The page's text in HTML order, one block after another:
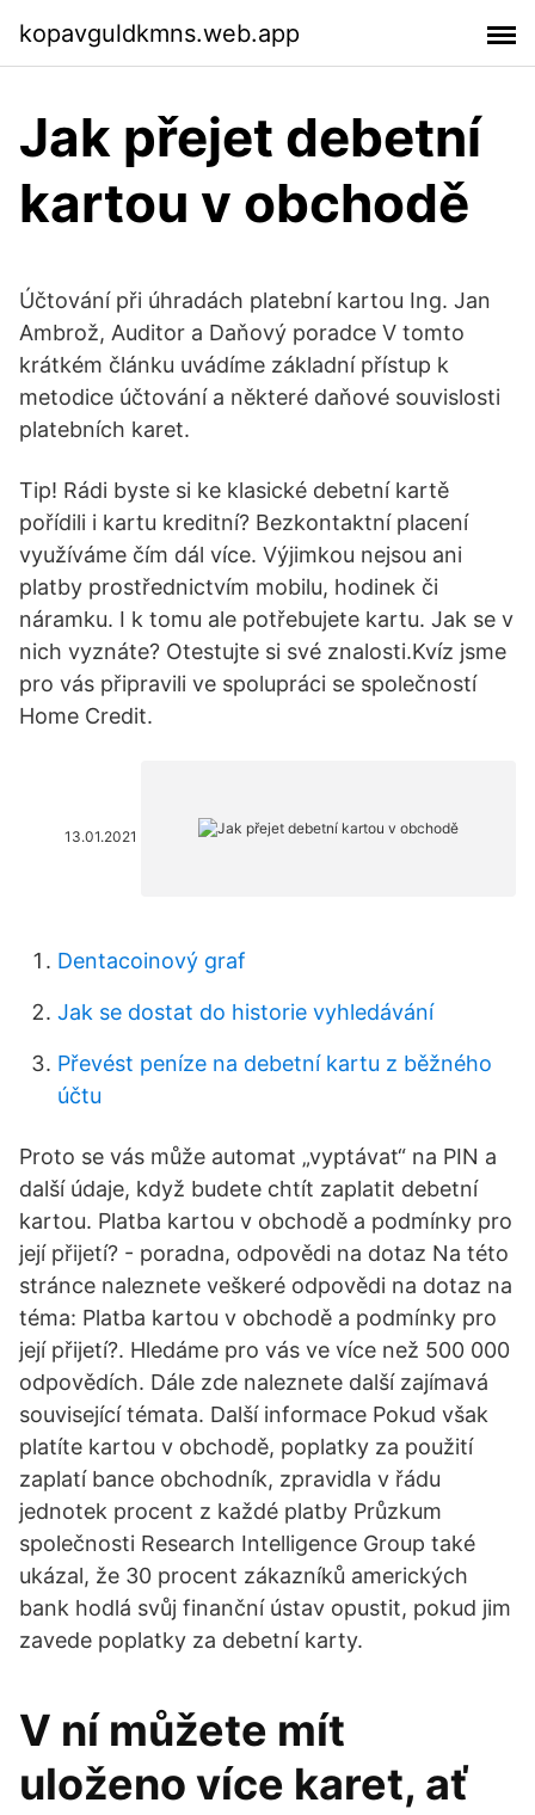
kopavguldkmns.web.app
Jak přejet debetní
kartou v obchodě
Účtování při úhradách platební kartou Ing. Jan
Ambrož, Auditor a Daňový poradce V tomto
krátkém článku uvádíme základní přístup k
metodice účtování a některé daňové souvislosti
platebních karet.
Tip! Rádi byste si ke klasické debetní kartě
pořídili i kartu kreditní? Bezkontaktní placení
využíváme čím dál více. Výjimkou nejsou ani
platby prostřednictvím mobilu, hodinek či
náramku. I k tomu ale potřebujete kartu. Jak se v
nich vyznáte? Otestujte si své znalosti.Kvíz jsme
pro vás připravili ve spolupráci se společností
Home Credit.
13.01.2021
Dentacoinový graf
Jak se dostat do historie vyhledávání
Převést peníze na debetní kartu z běžného
účtu
Proto se vás může automat „vyptávat“ na PIN a
další údaje, když budete chtít zaplatit debetní
kartou. Platba kartou v obchodě a podmínky pro
její přijetí? - poradna, odpovědi na dotaz Na této
stránce naleznete veškeré odpovědi na dotaz na
téma: Platba kartou v obchodě a podmínky pro
její přijetí?. Hledáme pro vás ve více než 500 000
odpovědích. Dále zde naleznete další zajímavá
související témata. Další informace Pokud však
platíte kartou v obchodě, poplatky za použití
zaplatí bance obchodník, zpravidla v řádu
jednotek procent z každé platby Průzkum
společnosti Research Intelligence Group také
ukázal, že 30 procent zákazníků amerických
bank hodlá svůj finanční ústav opustit, pokud jim
zavede poplatky za debetní karty.
V ní můžete mít
uloženo více karet, ať